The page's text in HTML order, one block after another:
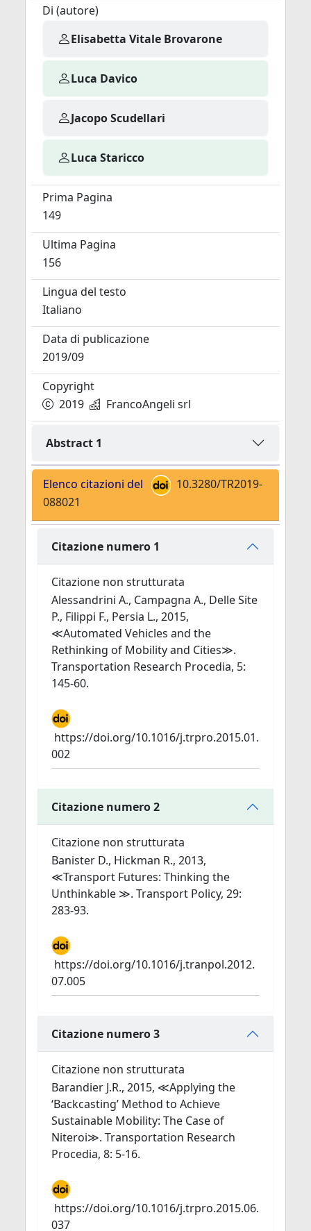
Di (autore)
Elisabetta Vitale Brovarone
Luca Davico
Jacopo Scudellari
Luca Staricco
Prima Pagina
149
Ultima Pagina
156
Lingua del testo
Italiano
Data di publicazione
2019/09
Copyright
2019
FrancoAngeli srl
Abstract 1
Elenco citazioni del
10.3280/TR2019-
088021
Citazione numero 1
Citazione non strutturata
Alessandrini A., Campagna A., Delle Site
P., Filippi F., Persia L., 2015,
≪Automated Vehicles and the
Rethinking of Mobility and Cities≫.
Transportation Research Procedia, 5:
145-60.
https://doi.org/10.1016/j.trpro.2015.01.
002
Citazione numero 2
Citazione non strutturata
Banister D., Hickman R., 2013,
≪Transport Futures: Thinking the
Unthinkable ≫. Transport Policy, 29:
283-93.
https://doi.org/10.1016/j.tranpol.2012.
07.005
Citazione numero 3
Citazione non strutturata
Barandier J.R., 2015, ≪Applying the
‘Backcasting’ Method to Achieve
Sustainable Mobility: The Case of
Niteroi≫. Transportation Research
Procedia, 8: 5-16.
https://doi.org/10.1016/j.trpro.2015.06.
037